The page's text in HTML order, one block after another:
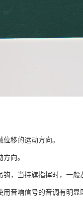
移的运动方向。
向。
，当持旗指挥时，一般
音响信号的音调有明